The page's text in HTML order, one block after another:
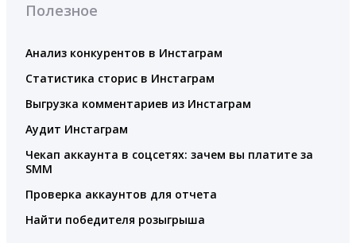
Полезное
Анализ конкурентов в Инстаграм
Статистика сторис в Инстаграм
Выгрузка комментариев из Инстаграм
Аудит Инстаграм
Чекап аккаунта в соцсетях: зачем вы платите за
SMM
Проверка аккаунтов для отчета
Найти победителя розыгрыша